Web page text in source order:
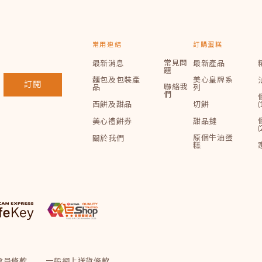
訂閱
常用連結
最新消息
麵包及包裝產
品
西餅及甜品
美心禮餅券
關於我們
常見問
題
聯絡我
們
訂購蛋糕
最新產品
美心皇牌系
列
切餅
甜品撻
原個牛油蛋
糕